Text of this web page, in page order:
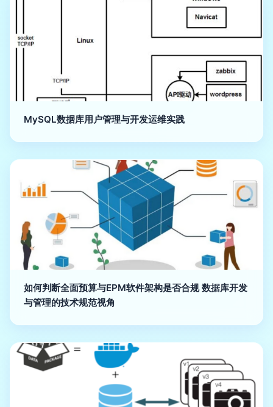
MySQL数据库用户管理与开发运维实践
如何判断全面预算与EPM软件架构是否合规 数据库开发
与管理的技术规范视角